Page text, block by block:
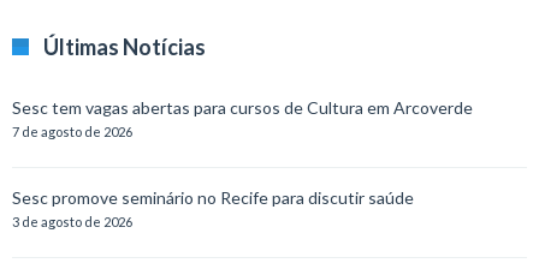
Últimas Notícias
Sesc tem vagas abertas para cursos de Cultura em Arcoverde
7 de agosto de 2026
Sesc promove seminário no Recife para discutir saúde
3 de agosto de 2026